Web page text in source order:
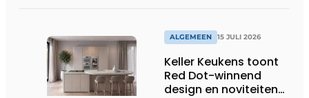
ALGEMEEN 15 JULI 2026
Keller Keukens toont
Red Dot-winnend
design en noviteiten